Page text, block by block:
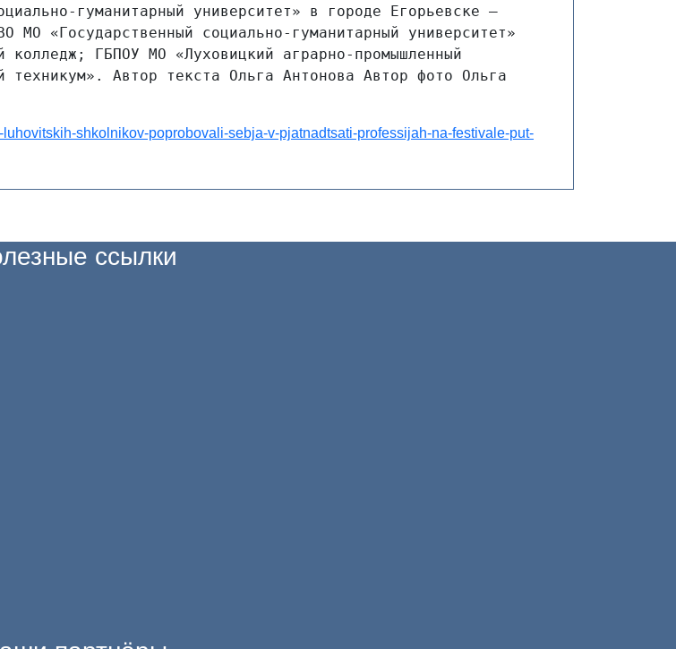
гуманитарный университет» в городе Егорьевске —
МО «Государственный социально-гуманитарный университет»
колледж; ГБПОУ МО «Луховицкий аграрно-промышленный
техникум». Автор текста Ольга Антонова Автор фото Ольга
shkolnikov-poprobovali-sebja-v-pjatnadtsati-professijah-na-festivale-put-
ссылки